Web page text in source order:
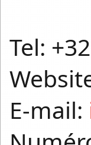
Tel:
E-mail: